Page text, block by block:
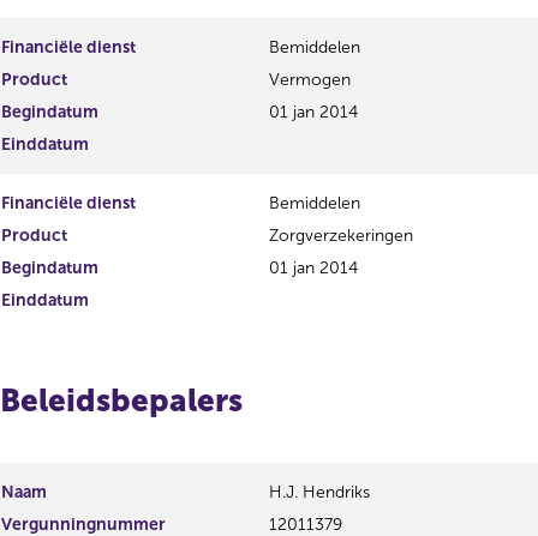
Financiële dienst
Bemiddelen
Product
Vermogen
Begindatum
01 jan 2014
Einddatum
Financiële dienst
Bemiddelen
Product
Zorgverzekeringen
Begindatum
01 jan 2014
Einddatum
Beleidsbepalers
Naam
H.J. Hendriks
Vergunningnummer
12011379